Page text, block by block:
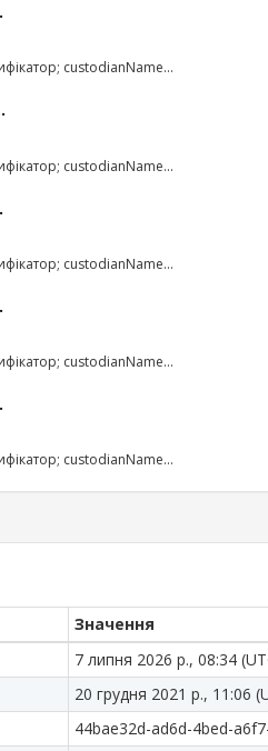
custodianName...
custodianName...
custodianName...
custodianName...
custodianName...
Значення
7 липня 2026 р., 08:34
20 грудня 2021 р., 11:06
44bae32d-ad6d-4bed-